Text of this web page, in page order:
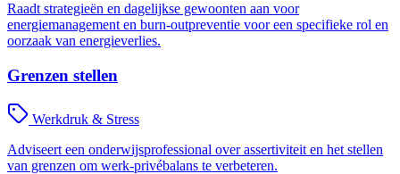
Raadt strategieën en dagelijkse gewoonten aan voor
energiemanagement en burn-outpreventie voor een specifieke rol en
oorzaak van energieverlies.
Grenzen stellen
Werkdruk & Stress
Adviseert een onderwijsprofessional over assertiviteit en het stellen
van grenzen om werk-privébalans te verbeteren.